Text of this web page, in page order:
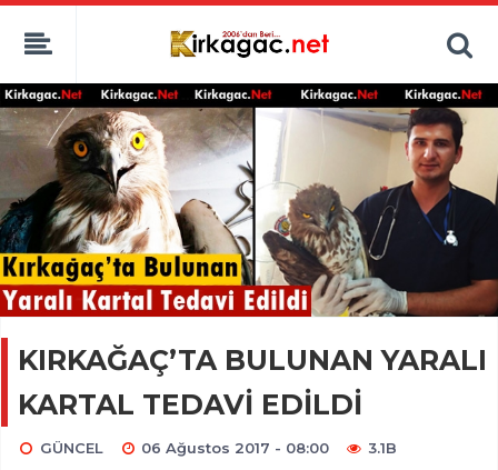
KIRKAĞAÇ’TA BULUNAN YARALI
KARTAL TEDAVİ EDİLDİ
GÜNCEL 06 Ağustos 2017 - 08:00 3.1B